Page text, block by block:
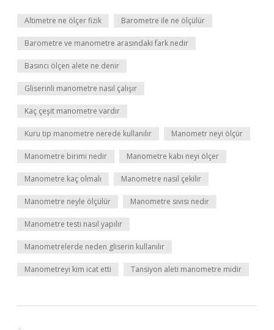
Altimetre ne ölçer fizik Barometre ile ne ölçülür
Barometre ve manometre arasındaki fark nedir
Basıncı ölçen alete ne denir
Gliserinli manometre nasıl çalışır
Kaç çeşit manometre vardır
Kuru tip manometre nerede kullanılır Manometr neyi ölçür
Manometre birimi nedir Manometre kabı neyi ölçer
Manometre kaç olmalı Manometre nasıl çekilir
Manometre neyle ölçülür Manometre sıvısı nedir
Manometre testi nasıl yapılır
Manometrelerde neden gliserin kullanılır
Manometreyi kim icat etti Tansiyon aleti manometre midir